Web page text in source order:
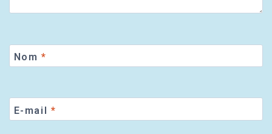
Nom *
E-mail *